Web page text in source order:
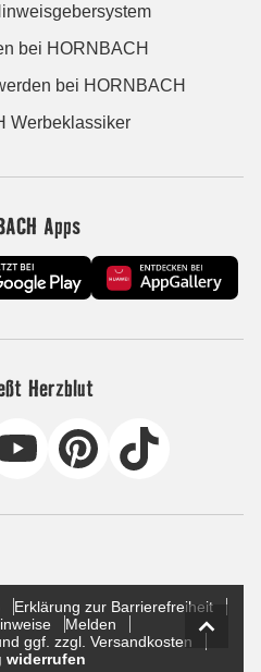
bei HORNBACH
bei HORNBACH
Werbeklassiker
Apps
Herzblut
Erklärung zur Barrierefreiheit
Melden
ggf. zzgl. Versandkosten
widerrufen